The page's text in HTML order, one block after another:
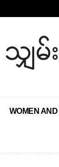
သျှ
WOMEN